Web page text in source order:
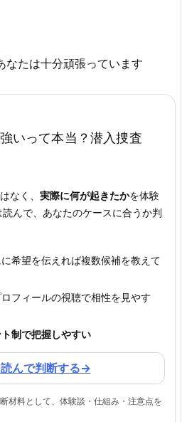
なたは十分頑張っています
いって本当？ 潜入捜査
なく、 実際に何が起きたかを体験
んで、あなたのケースに合うか判
に希望を伝えれば複数候補を教えて
フィールの視聴で相性を見やす
制で把握しやすい
んで判断する→
材料として、体験談・仕組み・注意点を